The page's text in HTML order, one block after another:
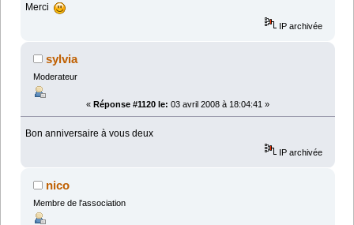
Merci
IP archivée
sylvia
Moderateur
« Réponse #1120 le: 03 avril 2008 à 18:04:41 »
Bon anniversaire à vous deux
IP archivée
nico
Membre de l'association